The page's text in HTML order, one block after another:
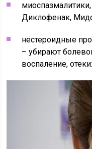
Диклофенак,
нестероидные
– убирают
воспаление,